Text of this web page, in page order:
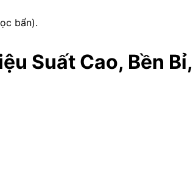
bẩn).
Suất Cao, Bền